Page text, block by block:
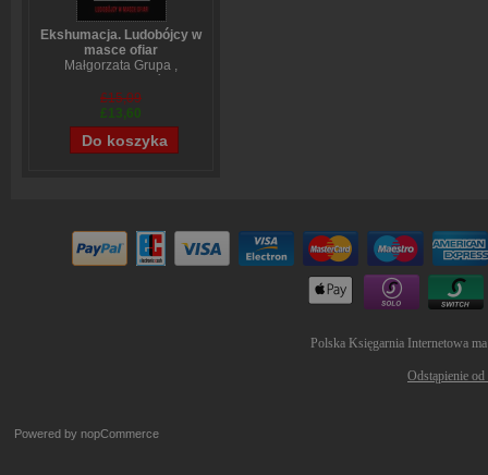
Ekshumacja. Ludobójcy w
masce ofiar
Małgorzata Grupa ,
£15,09
£13,60
Polska Księgarnia Internetowa
Odstąpienie
Powered by nopCommerce